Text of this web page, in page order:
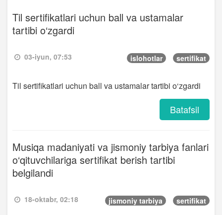
Til sertifikatlari uchun ball va ustamalar
tartibi o‘zgardi
03-iyun, 07:53 islohotlar sertifikat
Til sertifikatlari uchun ball va ustamalar tartibi o‘zgardi
Batafsil
Musiqa madaniyati va jismoniy tarbiya fanlari
o‘qituvchilariga sertifikat berish tartibi
belgilandi
18-oktabr, 02:18 jismoniy tarbiya sertifikat